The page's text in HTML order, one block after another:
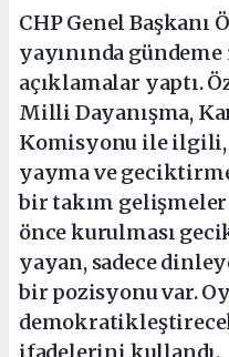
CHP Genel Başkanı
yayınında
açıklamalar yaptı.
Milli Dayanışma,
Komisyonu ile ilgili,
yayma ve
bir takım
önce kurulması
yayan, sadece
bir pozisyonu var.
ifadelerini kullandı.